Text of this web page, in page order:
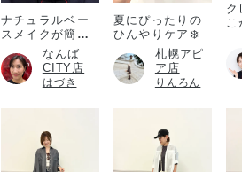
ナチュラルベー
スメイクが簡単
なんば
CITY店
はづき
夏にぴったりの
ひんやりケア❄️
札幌アピ
ア店
りんろん
ク
こ